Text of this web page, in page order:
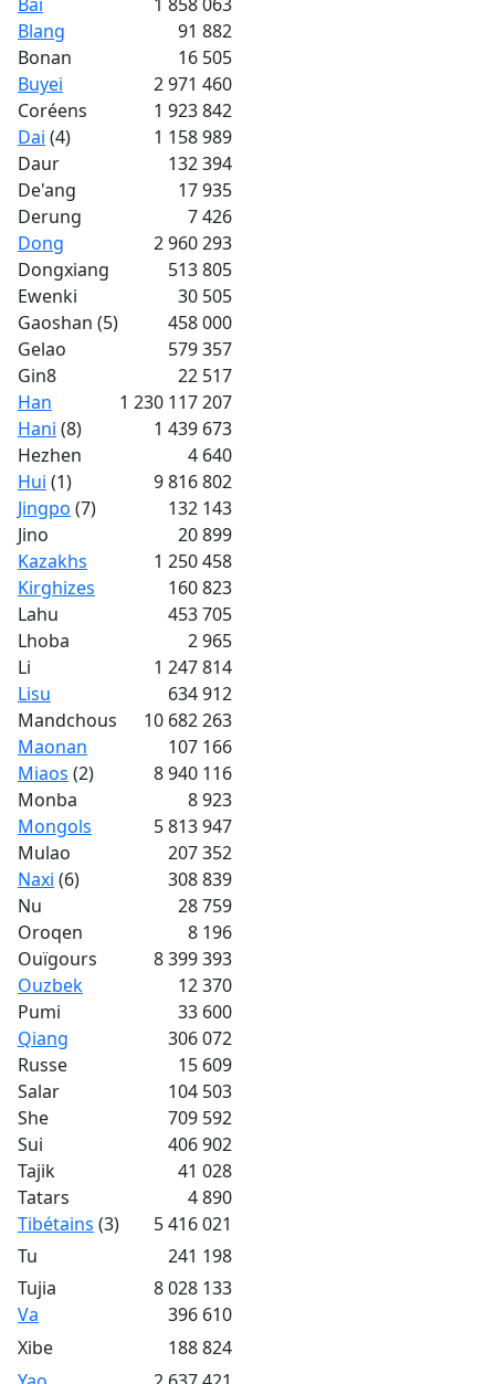
Blang
91 882
Bonan
16 505
Buyei
2 971 460
Coréens
1 923 842
Dai (4)
1 158 989
Daur
132 394
De'ang
17 935
Derung
7 426
Dong
2 960 293
Dongxiang
513 805
Ewenki
30 505
Gaoshan (5)
458 000
Gelao
579 357
Gin8
22 517
Han
1 230 117 207
Hani (8)
1 439 673
Hezhen
4 640
Hui (1)
9 816 802
Jingpo (7)
132 143
Jino
20 899
Kazakhs
1 250 458
Kirghizes
160 823
Lahu
453 705
Lhoba
2 965
Li
1 247 814
Lisu
634 912
Mandchous
10 682 263
Maonan
107 166
Miaos (2)
8 940 116
Monba
8 923
Mongols
5 813 947
Mulao
207 352
Naxi (6)
308 839
Nu
28 759
Oroqen
8 196
Ouïgours
8 399 393
Ouzbek
12 370
Pumi
33 600
Qiang
306 072
Russe
15 609
Salar
104 503
She
709 592
Sui
406 902
Tajik
41 028
Tatars
4 890
Tibétains (3)
5 416 021
Tu
241 198
Tujia
8 028 133
Va
396 610
Xibe
188 824